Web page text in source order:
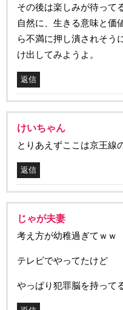
その後は楽しみが待って
自然に、生きる意味と価
ら不満に押し潰されそう
け出してみようよ。
返信
けいちゃん
とりあえずここは京王線
返信
じゃが夫妻
考え方が幼稚過ぎてｗｗ
テレビでやってたけど
やっぱり犯罪脳を持って